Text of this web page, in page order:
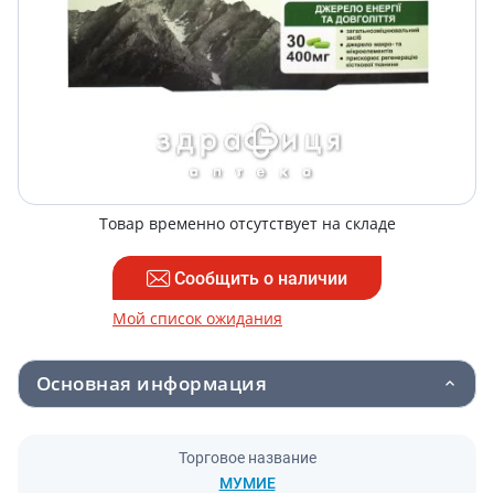
Товар временно отсутствует на складе
Сообщить о наличии
Мой список ожидания
Основная информация
Торговое название
МУМИЕ